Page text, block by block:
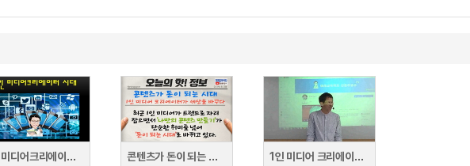
1인 미디어크리에이터 시대로 초대
콘텐츠가 돈이 되는 시대, 1인 미디어 크리에이터가 세상을 바꾸다
1인 미디어 크리에이터 시대의 유튜브 활용법 (경기 꿈의 대학)